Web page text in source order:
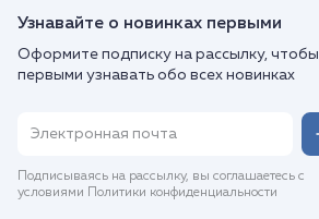
Узнавайте о новинках первыми
Оформите подписку на рассылку, чтобы
первыми узнавать обо всех новинках
Подписываясь на рассылку, вы соглашаетесь с
условиями Политики конфиденциальности